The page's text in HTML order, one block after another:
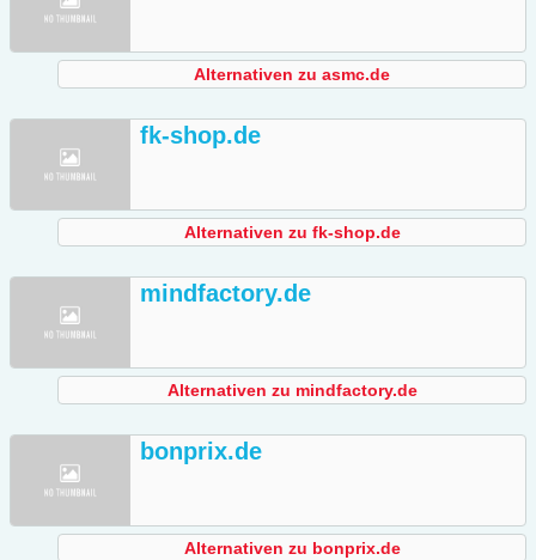
Alternativen zu asmc.de
fk-shop.de
Alternativen zu fk-shop.de
mindfactory.de
Alternativen zu mindfactory.de
bonprix.de
Alternativen zu bonprix.de